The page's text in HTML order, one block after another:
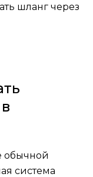
шланг через
обычной
система